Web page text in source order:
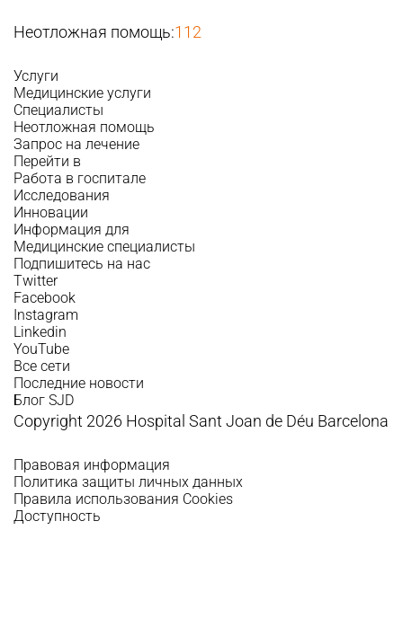
Неотложная помощь:112
Услуги
Медицинские услуги
Специалисты
Неотложная помощь
Запрос на лечение
Перейти в
Работа в госпитале
Исследования
Инновации
Информация для
Медицинские специалисты
Подпишитесь на нас
Twitter
Facebook
Instagram
Linkedin
YouTube
Все сети
Последние новости
Блог SJD
Copyright 2026 Hospital Sant Joan de Déu Barcelona
Правовая информация
Политика защиты личных данных
Правила использования Cookies
Доступность